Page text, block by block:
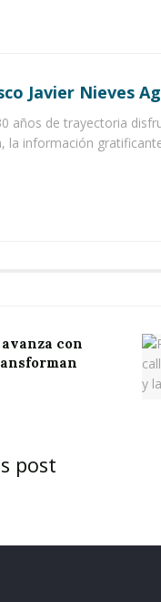
Javier Nieves
años de trayectoria
la información
con
post